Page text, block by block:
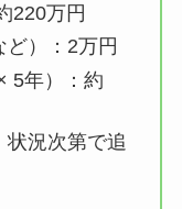
220万円
）：2万円
5年）：約
状況次第で追